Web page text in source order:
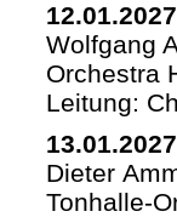
12.01.2027
Wolfgang
Orchestra
Leitung:
13.01.2027
Dieter
Tonhalle-